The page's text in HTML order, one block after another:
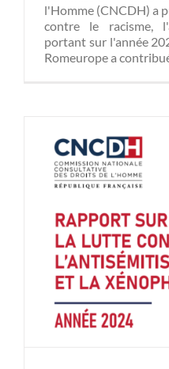
l'Homme (CNCDH) a
contre le racisme,
portant sur l'année
Romeurope a